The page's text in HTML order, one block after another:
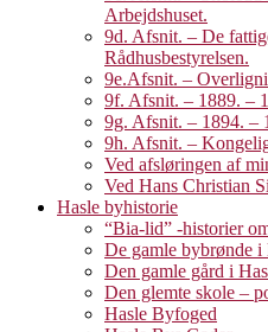
Arbejdshuset.
9d. Afsnit. – De
Rådhusbestyrelsen.
9e.Afsnit. –
9f. Afsnit. – 1889. –
9g. Afsnit. – 1894. –
9h. Afsnit. –
Ved afsløringen af
Ved Hans Christian
Hasle byhistorie
“Bia-lid” -historier
De gamle bybrønde i
Den gamle gård i
Den glemte skole –
Hasle Byfoged